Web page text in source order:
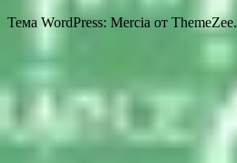
Тема WordPress: Mercia от ThemeZee.